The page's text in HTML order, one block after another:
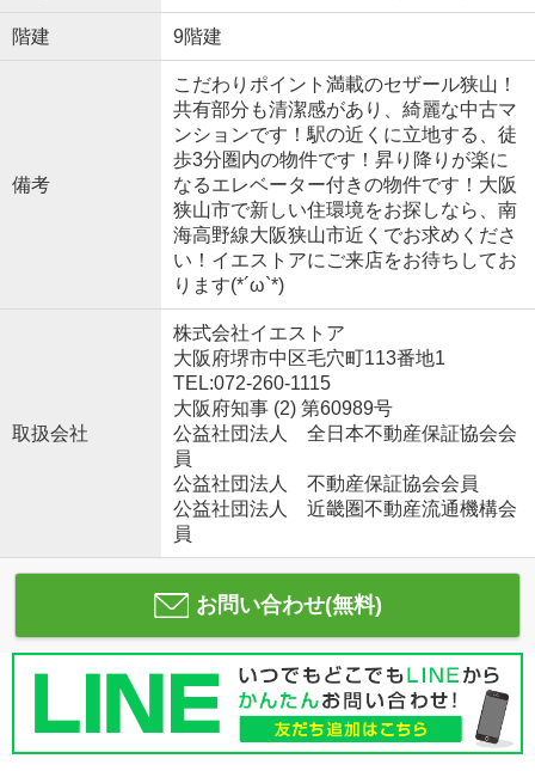
階建 9階建
備考
こだわりポイント満載のセザール狭山！
共有部分も清潔感があり、綺麗な中古マ
ンションです！駅の近くに立地する、徒
歩3分圏内の物件です！昇り降りが楽に
なるエレベーター付きの物件です！大阪
狭山市で新しい住環境をお探しなら、南
海高野線大阪狭山市近くでお求めくださ
い！イエストアにご来店をお待ちしてお
ります(*´ω`*)
取扱会社
株式会社イエストア
大阪府堺市中区毛穴町113番地1
TEL:072-260-1115
大阪府知事 (2) 第60989号
公益社団法人 全日本不動産保証協会会
員
公益社団法人 不動産保証協会会員
公益社団法人 近畿圏不動産流通機構会
員
お問い合わせ(無料)